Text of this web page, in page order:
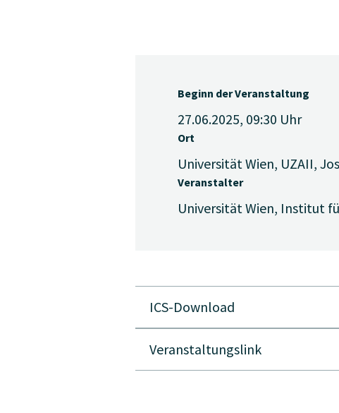
Beginn der Veranstaltung
27.06.2025, 09:30 Uhr
Ort
Universität Wien, UZAII,
Veranstalter
Universität Wien, Institut
ICS-Download
Veranstaltungslink